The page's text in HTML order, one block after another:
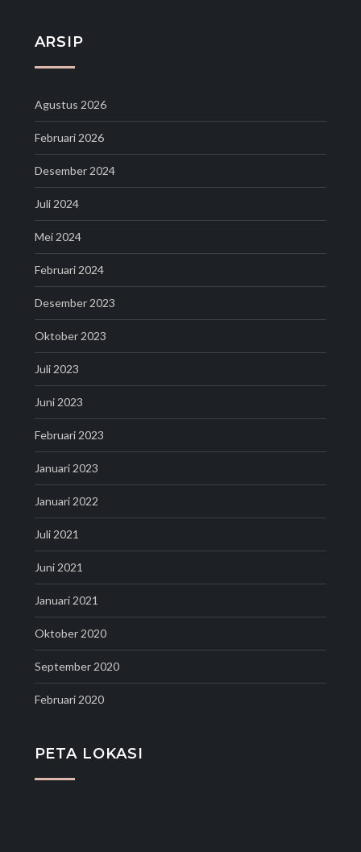
ARSIP
Agustus 2026
Februari 2026
Desember 2024
Juli 2024
Mei 2024
Februari 2024
Desember 2023
Oktober 2023
Juli 2023
Juni 2023
Februari 2023
Januari 2023
Januari 2022
Juli 2021
Juni 2021
Januari 2021
Oktober 2020
September 2020
Februari 2020
PETA LOKASI